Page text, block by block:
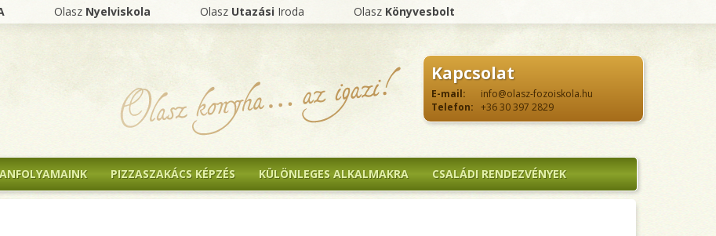
Olasz Nyelviskola Olasz UtazásiIroda Olasz Könyvesbolt
Kapcsolat
E-mail:
info@olasz-fozoiskola.hu
Telefon: +36 30 397 2829
PIZZASZAKÁCS KÉPZÉS KÜLÖNLEGES ALKALMAKRA CSALÁDI RENDEZVÉNYEK